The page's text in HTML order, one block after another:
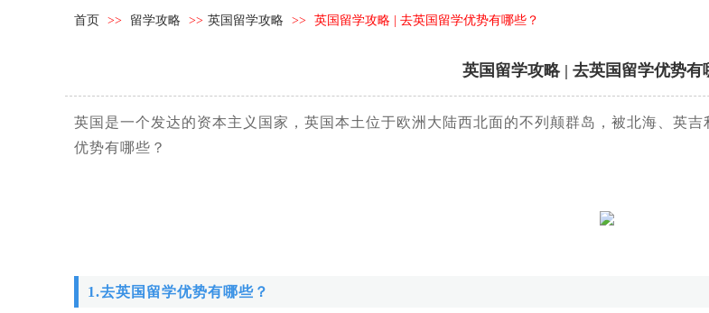
首页 >> 留学攻略 >> 英国留学攻略 >> 英国留学攻略 | 去英国留学优势有哪些？
英国留学攻略 | 去英国留学优势有
英国是一个发达的资本主义国家，英国本土位于欧洲大陆西北面的不列颠群岛，被北海、英
优势有哪些？
1.去英国留学优势有哪些？